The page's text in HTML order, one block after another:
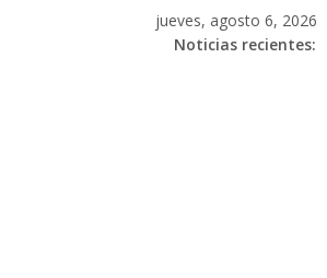
jueves, agosto 6, 2026
Noticias recientes: